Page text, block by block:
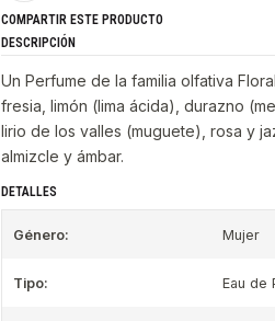
COMPARTIR ESTE PRODUCTO
DESCRIPCIÓN
Un Perfume de la familia olfativa
fresia, limón (lima ácida), durazno
lirio de los valles (muguete), rosa y
almizcle y ámbar.
DETALLES
Género: Mujer
Tipo: Eau de